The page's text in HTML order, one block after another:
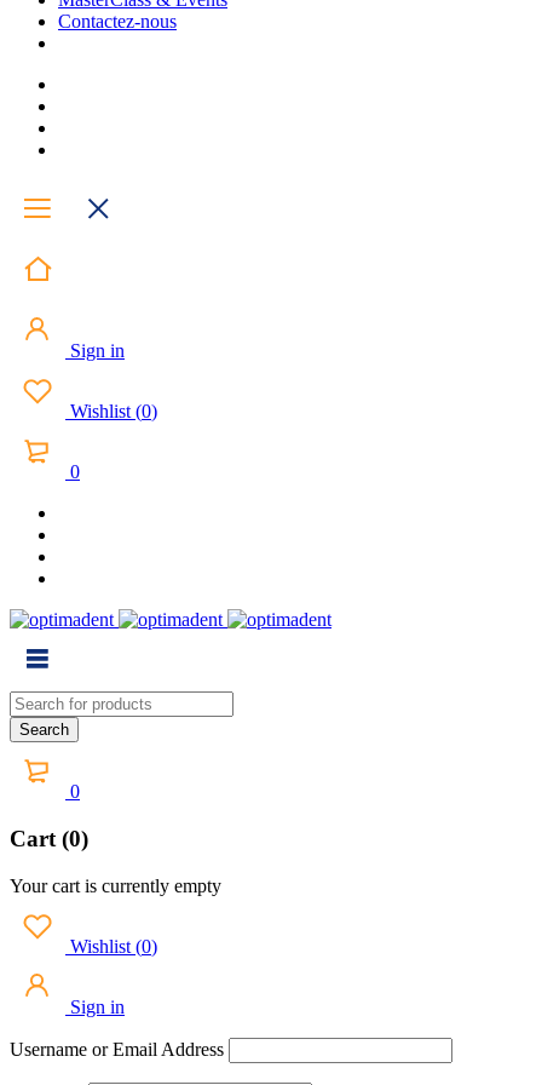
Contactez-nous
Sign in
Wishlist (0)
0
0
Cart (0)
Your cart is currently empty
Wishlist (0)
Sign in
Username or Email Address